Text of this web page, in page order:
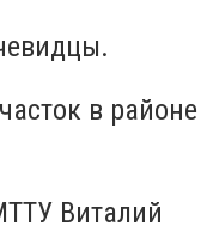
в районе
Виталий